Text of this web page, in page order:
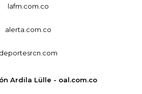
lafm.com.co
alerta.com.co
deportesrcn.com
Ardila Lülle - oal.com.co